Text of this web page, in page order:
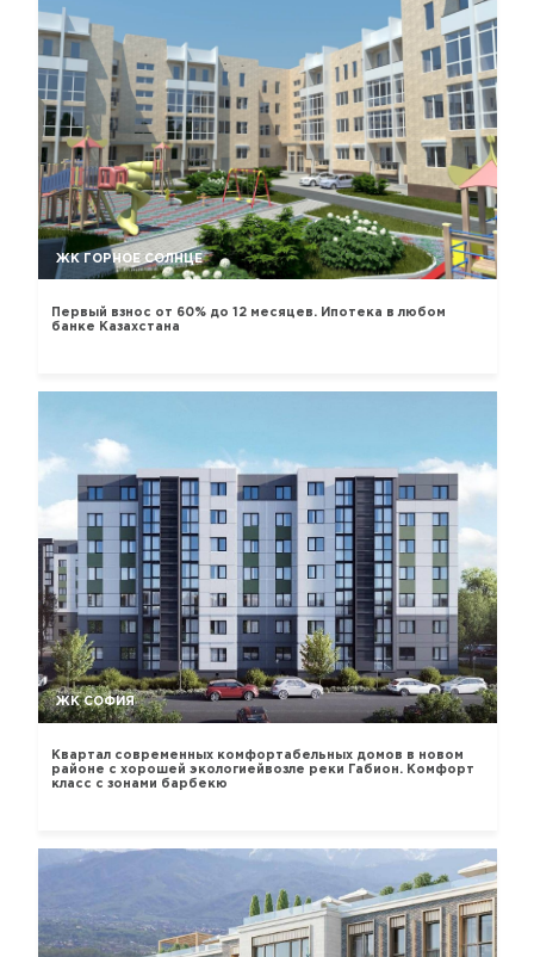
ЖК ГОРНОЕ СОЛНЦЕ
Первый взнос от 60% до 12 месяцев. Ипотека в любом
банке Казахстана
ЖК СОФИЯ
Квартал современных комфортабельных домов в новом
районе с хорошей экологиейвозле реки Габион. Комфорт
класс с зонами барбекю